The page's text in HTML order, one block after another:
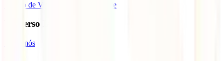
Seguro de Viagem para Cabo Verde
Universo IATI
Sobre nós